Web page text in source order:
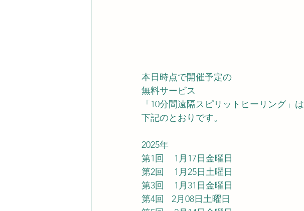
本日時点で開催予定の
無料サービス
「10分間遠隔スピリットヒーリング」は
下記のとおりです。
2025年
第1回    1月17日金曜日
第2回    1月25日土曜日
第3回    1月31日金曜日
第4回   2月08日土曜日